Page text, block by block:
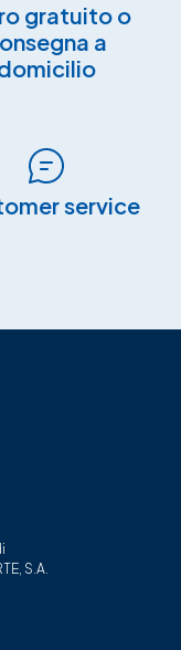
gratuito o
a
service
S.A.